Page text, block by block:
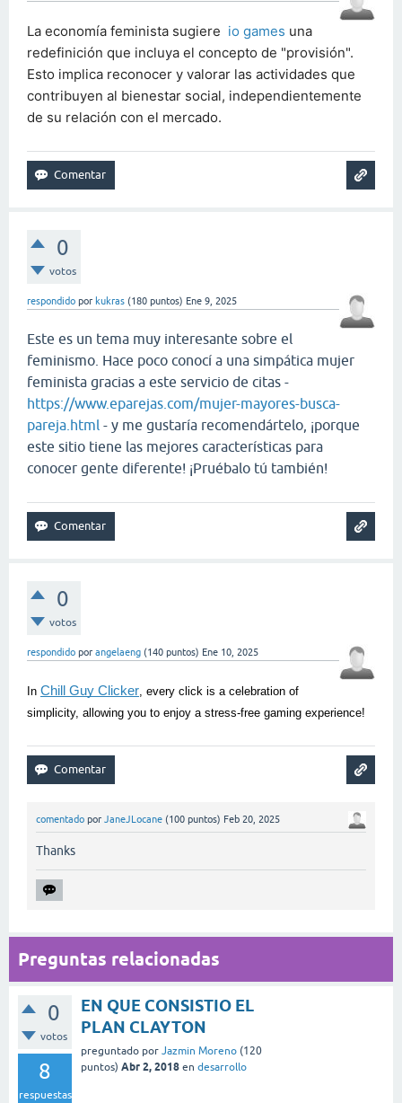
La economía feminista sugiere io games una
redefinición que incluya el concepto de "provisión".
Esto implica reconocer y valorar las actividades que
contribuyen al bienestar social, independientemente
de su relación con el mercado.
0
votos
respondido por kukras (180 puntos) Ene 9, 2025
Este es un tema muy interesante sobre el
feminismo. Hace poco conocí a una simpática mujer
feminista gracias a este servicio de citas -
https://www.eparejas.com/mujer-mayores-busca-
pareja.html - y me gustaría recomendártelo, ¡porque
este sitio tiene las mejores características para
conocer gente diferente! ¡Pruébalo tú también!
0
votos
respondido por angelaeng (140 puntos) Ene 10, 2025
In Chill Guy Clicker, every click is a celebration of
simplicity, allowing you to enjoy a stress-free gaming experience!
comentado por JaneJLocane (100 puntos) Feb 20, 2025
Thanks
Preguntas relacionadas
0
votos
8
respuestas
EN QUE CONSISTIO EL
PLAN CLAYTON
preguntado por Jazmin Moreno (120
puntos) Abr 2, 2018 en desarrollo